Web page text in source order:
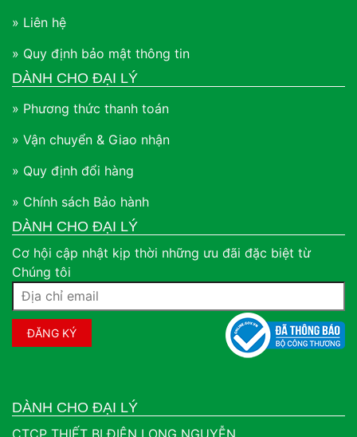
» Liên hệ
» Quy định bảo mật thông tin
DÀNH CHO ĐẠI LÝ
» Phương thức thanh toán
» Vận chuyển & Giao nhận
» Quy định đổi hàng
» Chính sách Bảo hành
DÀNH CHO ĐẠI LÝ
Cơ hội cập nhật kịp thời những ưu đãi đặc biệt từ
Chúng tôi
DÀNH CHO ĐẠI LÝ
CTCP THIẾT BỊ ĐIỆN LONG NGUYỄN